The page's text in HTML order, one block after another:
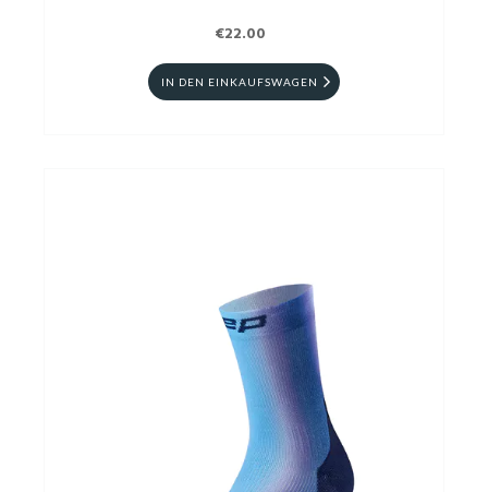
€22.00
IN DEN EINKAUFSWAGEN